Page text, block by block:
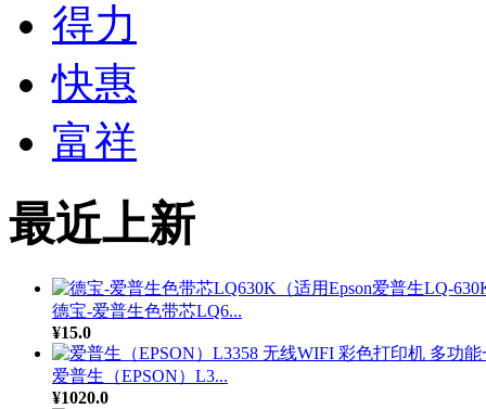
得力
快惠
富祥
最近上新
德宝-爱普生色带芯LQ6...
¥15.0
爱普生（EPSON）L3...
¥1020.0